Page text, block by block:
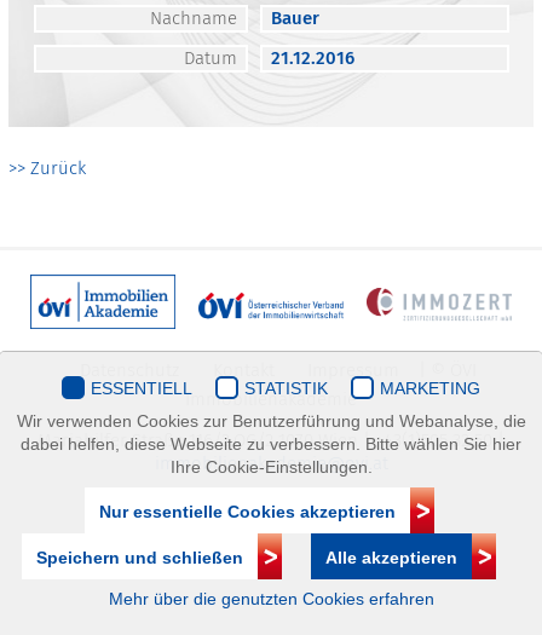
Nachname
Bauer
Datum
21.12.2016
>> Zurück
Immobilienakademie
Mariahilfer Straße 116/2.OG/2 1070 Wien | +43(1)505 32 50 |
immobilienakademie@ovi.at
ESSENTIELL STATISTIK
MARKETING
Wir verwenden Cookies zur Benutzerführung und Webanalyse, die
dabei helfen, diese Webseite zu verbessern. Bitte wählen Sie hier
Ihre Cookie-Einstellungen.
Nur essentielle Cookies akzeptieren
Speichern und schließen Alle akzeptieren
Mehr über die genutzten Cookies erfahren